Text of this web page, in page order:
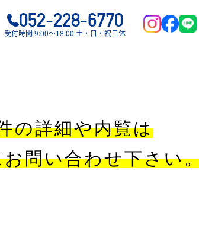
052-228-6770
受付時間 9:00〜18:00 土・日・祝日休
の詳細や内覧は
問い合わせ下さい